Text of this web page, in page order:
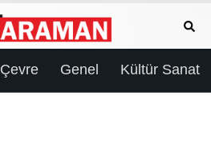
Çevre Genel Kültür Sanat